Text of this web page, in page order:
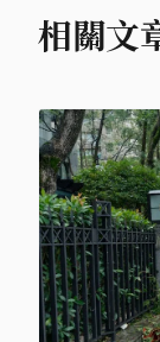
相關文